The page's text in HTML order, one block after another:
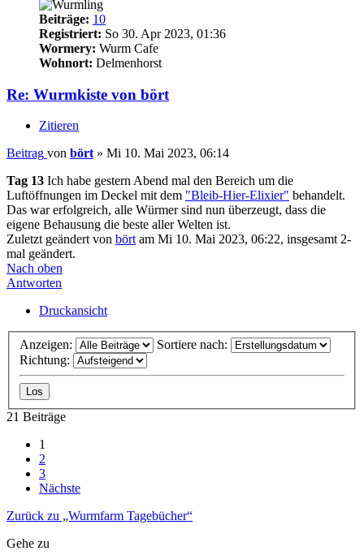
Beiträge: 10
Registriert: So 30. Apr 2023, 01:36
Wormery: Wurm Cafe
Wohnort: Delmenhorst
Re: Wurmkiste von bört
Zitieren
Beitrag von bört » Mi 10. Mai 2023, 06:14
Tag 13 Ich habe gestern Abend mal den Bereich um die
Luftöffnungen im Deckel mit dem "Bleib-Hier-Elixier" behandelt.
Das war erfolgreich, alle Würmer sind nun überzeugt, dass die
eigene Behausung die beste aller Welten ist.
Zuletzt geändert von bört am Mi 10. Mai 2023, 06:22, insgesamt 2-
mal geändert.
Nach oben
Antworten
Druckansicht
Anzeigen:
Sortiere nach:
Richtung:
21 Beiträge
1
2
3
Nächste
Zurück zu „Wurmfarm Tagebücher“
Gehe zu